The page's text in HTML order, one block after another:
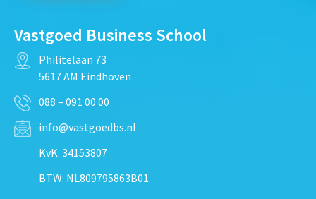
Vastgoed Business School
Philitelaan 73
5617 AM Eindhoven
088 – 091 00 00
info@vastgoedbs.nl
KvK: 34153807
BTW: NL809795863B01